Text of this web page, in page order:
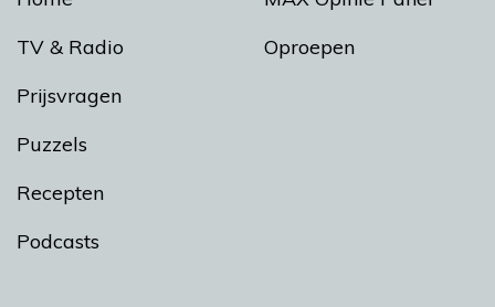
TV & Radio
Prijsvragen
Puzzels
Recepten
Podcasts
Oproepen